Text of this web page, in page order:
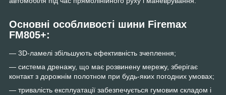
Основні особливості шини Firemax
FM805+:
— 3D-ламелі збільшують ефективність зчеплення;
— система дренажу, що має розвинену мережу, зберігає
контакт з дорожнім полотном при будь-яких погодних умовах;
— тривалість експлуатації забезпечується гумовим складом і